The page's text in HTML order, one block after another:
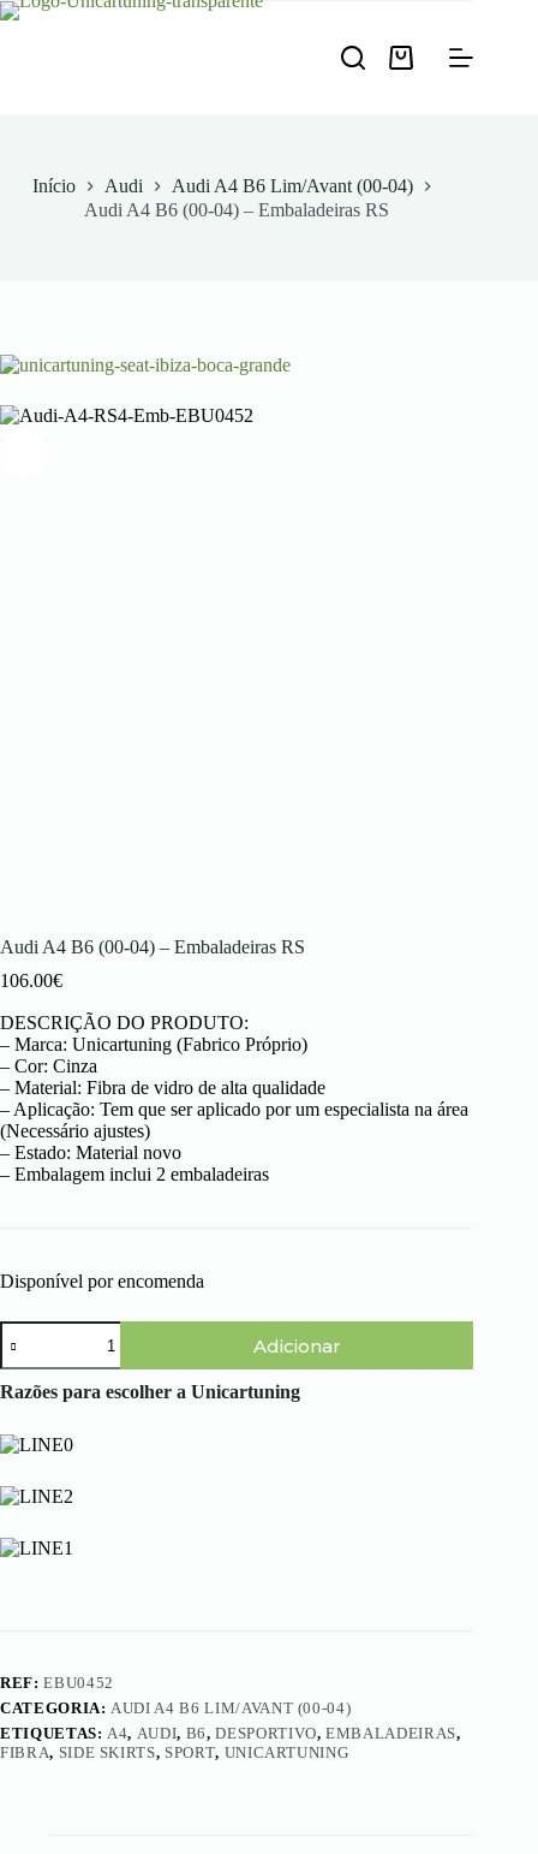
Pular
Carrinho
Início Audi
Audi A4 B6 Lim/Avant (00-04)
Audi A4 B6 (00-04) – Embaladeiras RS
Audi A4 B6 (00-04) – Embaladeiras RS
106.00€
DESCRIÇÃO DO PRODUTO:
– Marca: Unicartuning (Fabrico Próprio)
– Cor: Cinza
– Material: Fibra de vidro de alta qualidade
– Aplicação: Tem que ser aplicado por um especialista na área
(Necessário ajustes)
– Estado: Material novo
– Embalagem inclui 2 embaladeiras
Disponível por encomenda
Quantidade
de
Audi
A4
(00-
04)
Embaladeiras
Adicionar
Razões para escolher a Unicartuning
REF:EBU0452
CATEGORIA:AUDI A4 B6 LIM/AVANT (00-04)
ETIQUETAS:A4, AUDI, B6,DESPORTIVO,EMBALADEIRAS,
FIBRA, SIDE SKIRTS, SPORT, UNICARTUNING